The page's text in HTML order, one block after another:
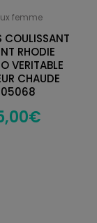
femme
COULISSANT
RHODIE
VERITABLE
CHAUDE
€